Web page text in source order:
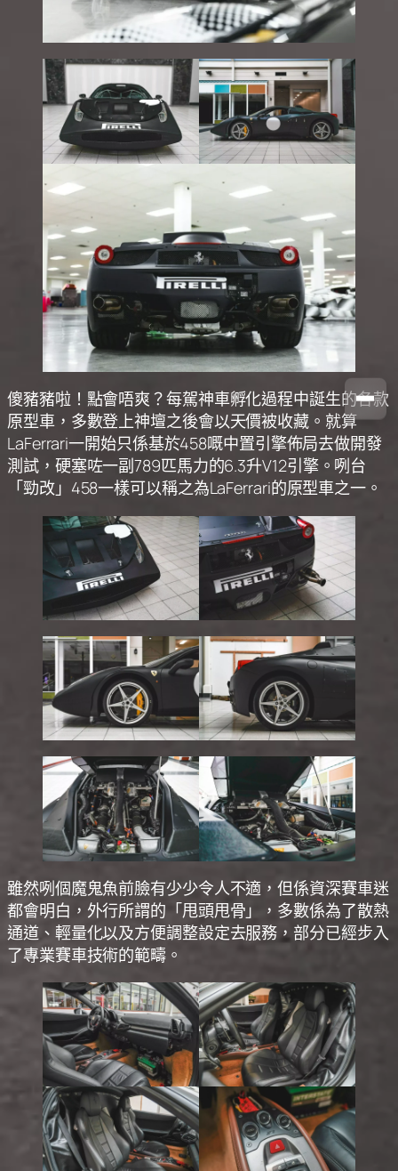
傻豬豬啦！點會唔爽？每駕神車孵化過程中誕生的各款
原型車，多數登上神壇之後會以天價被收藏。就算
LaFerrari一開始只係基於458嘅中置引擎佈局去做開發
測試，硬塞咗一副789匹馬力的6.3升V12引擎。咧台
「勁改」458一樣可以稱之為LaFerrari的原型車之一。
雖然咧個魔鬼魚前臉有少少令人不適，但係資深賽車迷
都會明白，外行所謂的「甩頭甩骨」，多數係為了散熱
通道、輕量化以及方便調整設定去服務，部分已經步入
了專業賽車技術的範疇。